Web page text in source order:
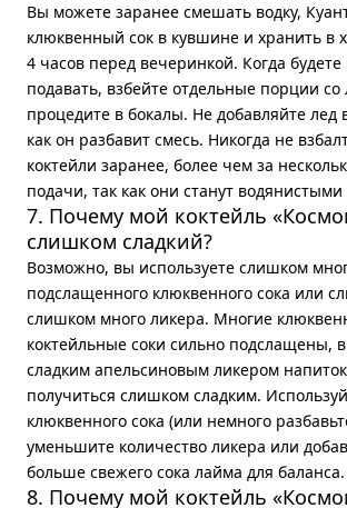
Вы можете заранее смешать водку,
клюквенный сок в кувшине и хранить в
4 часов перед вечеринкой. Когда будете
подавать, взбейте отдельные порции со
процедите в бокалы. Не добавляйте лед
как он разбавит смесь. Никогда не
коктейли заранее, более чем за
подачи, так как они станут
7. Почему мой коктейль
слишком сладкий?
Возможно, вы используете слишком
подслащенного клюквенного сока или
слишком много ликера. Многие
коктейльные соки сильно подслащены,
сладким апельсиновым ликером
получиться слишком сладким.
клюквенного сока (или немного
уменьшите количество ликера или
больше свежего сока лайма для баланса.
8. Почему мой коктейль